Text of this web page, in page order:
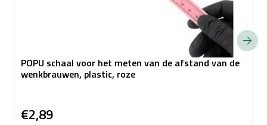
POPU schaal voor het meten van de afstand van de
wenkbrauwen, plastic, roze
€2,89